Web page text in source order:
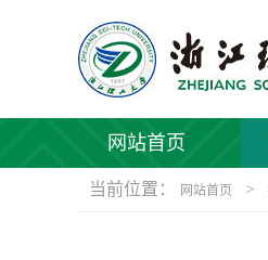
网站首页
当前位置： 网站首页 >